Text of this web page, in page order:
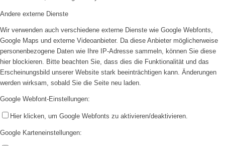
Andere externe Dienste
Wir verwenden auch verschiedene externe Dienste wie Google Webfonts,
Google Maps und externe Videoanbieter. Da diese Anbieter möglicherweise
personenbezogene Daten wie Ihre IP-Adresse sammeln, können Sie diese
hier blockieren. Bitte beachten Sie, dass dies die Funktionalität und das
Erscheinungsbild unserer Website stark beeinträchtigen kann. Änderungen
werden wirksam, sobald Sie die Seite neu laden.
Google Webfont-Einstellungen:
Hier klicken, um Google Webfonts zu aktivieren/deaktivieren.
Google Karteneinstellungen: